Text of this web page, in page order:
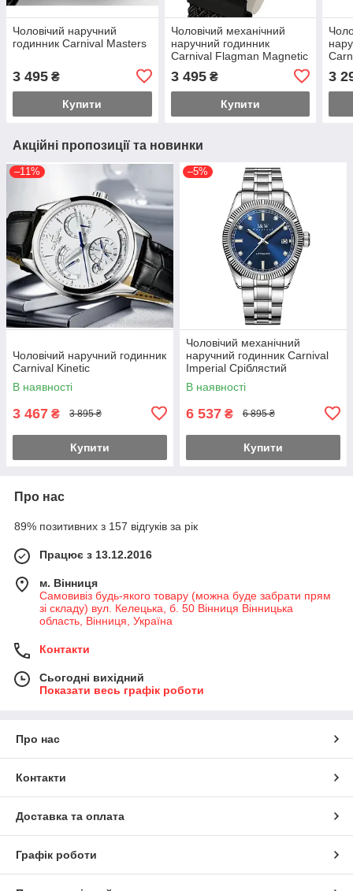
Чоловічий наручний
годинник Carnival Masters
3 495 ₴
Купити
Чоловічий механічний
наручний годинник
Carnival Flagman Magnetic
3 495₴
Купити
3
Акційні пропозиції та новинки
–11%
Чоловічий наручний годинник
Carnival Kinetic
В наявності
3 467 ₴ 3 895 ₴
Купити
–5%
Чоловічий механічний
наручний годинник Carnival
Imperial Сріблястий
В наявності
6 537 ₴ 6 895 ₴
Купити
Про нас
89% позитивних з 157 відгуків за рік
Працює з 13.12.2016
м. Вінниця
Самовивіз будь-якого товару (можна буде забрати прям
зі складу) вул. Келецька, б. 50 Вінниця Вінницька
область, Вінниця, Україна
Контакти
Сьогодні вихідний
Показати весь графік роботи
Про нас
Контакти
Доставка та оплата
Графік роботи